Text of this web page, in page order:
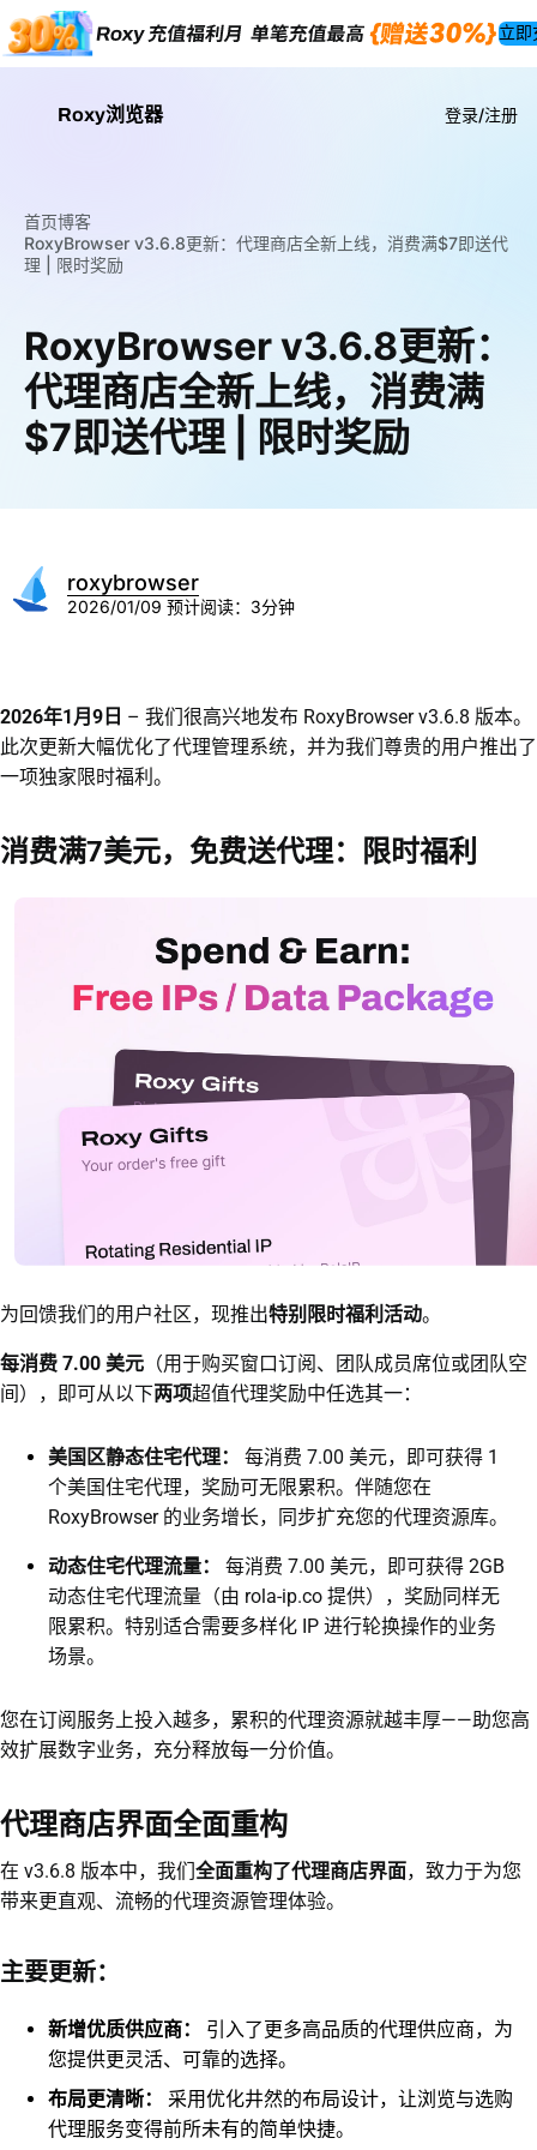
立即
Roxy浏览器 登录/注册
首页博客
RoxyBrowser v3.6.8更新：代理商店全新上线，消费满$7即送代
理 | 限时奖励
RoxyBrowser v3.6.8更新：
代理商店全新上线，消费满
$7即送代理 | 限时奖励
roxybrowser
2026/01/09 预计阅读：3分钟
2026年1月9日 – 我们很高兴地发布 RoxyBrowser v3.6.8 版本。
此次更新大幅优化了代理管理系统，并为我们尊贵的用户推出了
一项独家限时福利。
消费满7美元，免费送代理：限时福利
为回馈我们的用户社区，现推出特别限时福利活动。
每消费 7.00 美元 （用于购买窗口订阅、团队成员席位或团队空
间），即可从以下两项超值代理奖励中任选其一：
美国区静态住宅代理：
每消费 7.00 美元，即可获得 1
个美国住宅代理，奖励可无限累积。伴随您在
RoxyBrowser 的业务增长，同步扩充您的代理资源库。
动态住宅代理流量：
每消费 7.00 美元，即可获得 2GB
动态住宅代理流量（由 rola-ip.co 提供），奖励同样无
限累积。特别适合需要多样化 IP 进行轮换操作的业务
场景。
您在订阅服务上投入越多，累积的代理资源就越丰厚——助您高
效扩展数字业务，充分释放每一分价值。
代理商店界面全面重构
在 v3.6.8 版本中，我们全面重构了代理商店界面，致力于为您
带来更直观、流畅的代理资源管理体验。
主要更新：
新增优质供应商：
引入了更多高品质的代理供应商，为
您提供更灵活、可靠的选择。
布局更清晰：
采用优化井然的布局设计，让浏览与选购
代理服务变得前所未有的简单快捷。